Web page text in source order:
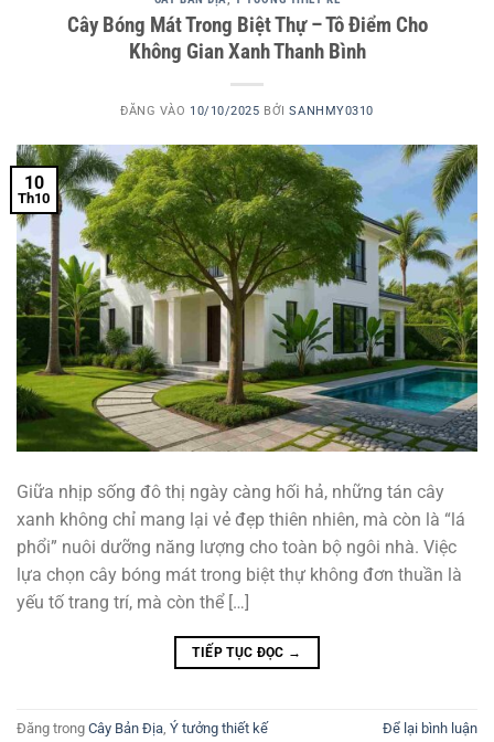
Cây Bóng Mát Trong Biệt Thự – Tô Điểm Cho
Không Gian Xanh Thanh Bình
ĐĂNG VÀO 10/10/2025 BỞISANHMY0310
10
Th10
Giữa nhịp sống đô thị ngày càng hối hả, những tán cây
xanh không chỉ mang lại vẻ đẹp thiên nhiên, mà còn là “lá
phổi” nuôi dưỡng năng lượng cho toàn bộ ngôi nhà. Việc
lựa chọn cây bóng mát trong biệt thự không đơn thuần là
yếu tố trang trí, mà còn thể […]
TIẾP TỤC ĐỌC →
Đăng trong Cây Bản Địa Ý tưởng thiết kế Để lại bình luận